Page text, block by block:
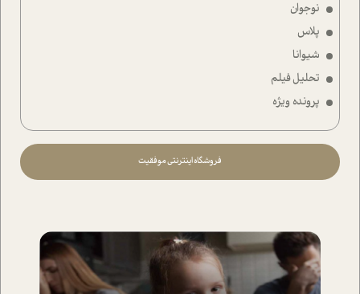
نوجوان
پلاس
شیوانا
تحلیل فیلم
پرونده ویژه
فروشگاه اینترنتی موفقیت